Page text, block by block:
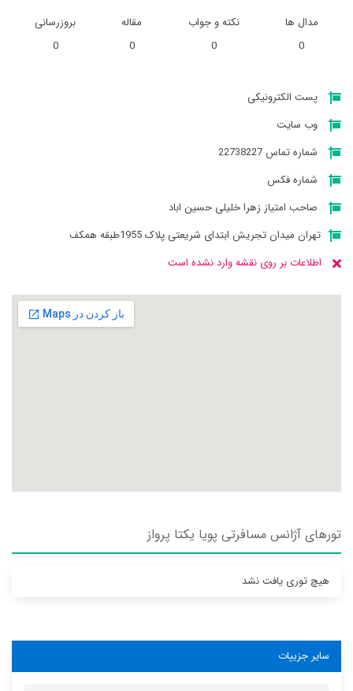
مدال ها
0
نکته و جواب
0
مقاله
0
بروزرسانی
0
پست الکترونیکی
وب سایت
شماره تماس 22738227
شماره فکس
صاحب امتیاز زهرا خلیلی حسین اباد
تهران میدان تجریش ابتدای شریعتی پلاک 1955طبقه همکف
اطلاعات بر روی نقشه وارد نشده است
تورهای آژانس مسافرتی پويا يکتا پرواز
هیچ توری یافت نشد
سایر جزییات